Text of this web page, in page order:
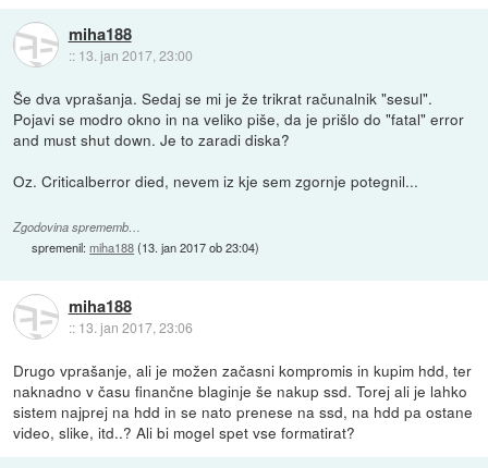
miha188
:: 13. jan 2017, 23:00
Še dva vprašanja. Sedaj se mi je že trikrat računalnik "sesul".
Pojavi se modro okno in na veliko piše, da je prišlo do "fatal" error
and must shut down. Je to zaradi diska?
Oz. Criticalberror died, nevem iz kje sem zgornje potegnil...
Zgodovina sprememb…
spremenil:miha188(13. jan 2017 ob 23:04)
miha188
:: 13. jan 2017, 23:06
Drugo vprašanje, ali je možen začasni kompromis in kupim hdd, ter
naknadno v času finančne blaginje še nakup ssd. Torej ali je lahko
sistem najprej na hdd in se nato prenese na ssd, na hdd pa ostane
video, slike, itd..? Ali bi mogel spet vse formatirat?